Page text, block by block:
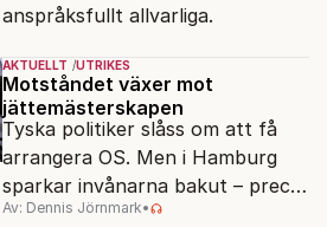
anspråksfullt allvarliga.
AKTUELLT UTRIKES
Motståndet växer mot
jättemästerskapen
Tyska politiker slåss om att få
arrangera OS. Men i Hamburg
sparkar invånarna bakut – precis
som de gjort tidigare i Paris,
Av: Dennis Jörnmark•